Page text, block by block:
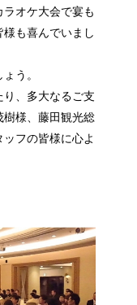
オケ大会で宴も
も喜んでいまし
う。
、多大なるご支
樹様、藤田観光総
フの皆様に心よ